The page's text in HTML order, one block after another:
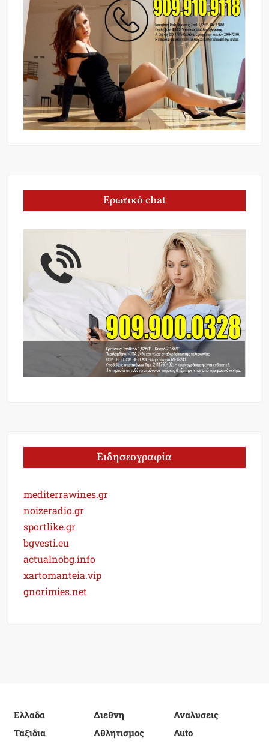
Ερωτικό chat
Ειδησεογραφία
mediterrawines.gr
noizeradio.gr
sportlike.gr
bgvesti.eu
actualnobg.info
xartomanteia.vip
gnorimies.net
Ελλαδα Διεθνη
Αναλυσεις
Ταξιδια
Αθλητισμος
Auto